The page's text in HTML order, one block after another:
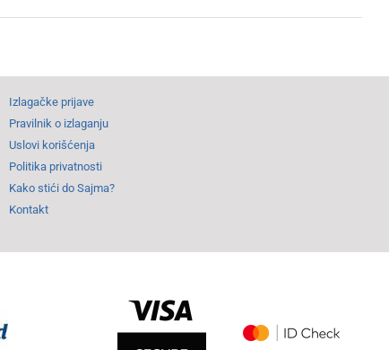
Izlagačke prijave
Pravilnik o izlaganju
Uslovi korišćenja
Politika privatnosti
Kako stići do Sajma?
Kontakt